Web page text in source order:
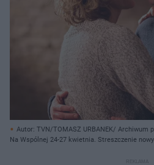
Autor: TVN/TOMASZ URBANEK/ Archiwum
Na Wspólnej 24-27 kwietnia. Streszczenie